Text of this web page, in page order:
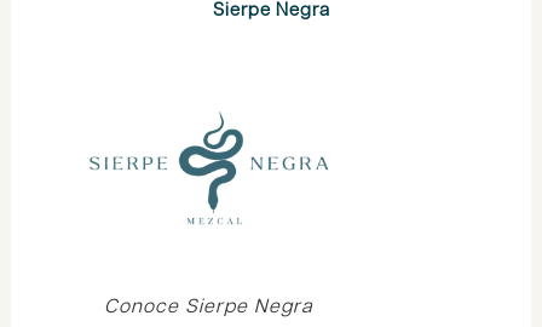
Sierpe Negra
Conoce Sierpe Negra